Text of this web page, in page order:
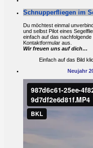
Schnupperfliegen im
Du möchtest einmal
und selbst Pilot eines
einfach auf das nachfolgende
Kontaktformular aus.
Wir freuen uns auf dich…
Einfach auf das Bild
Neujahr